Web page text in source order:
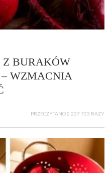
BURAKÓW
WZMACNIA
PRZECZYTANO 2 237 733 RAZY